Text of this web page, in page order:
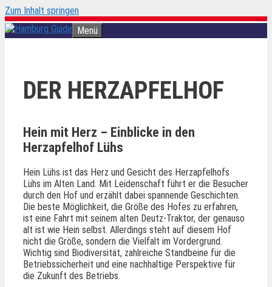
Zum Inhalt springen
Menü
DER HERZAPFELHOF
Hein mit Herz – Einblicke in den
Herzapfelhof Lühs
Hein Lühs ist das Herz und Gesicht des Herzapfelhofs
Lühs im Alten Land. Mit Leidenschaft führt er die Besucher
durch den Hof und erzählt dabei spannende Geschichten.
Die beste Möglichkeit, die Größe des Hofes zu erfahren,
ist eine Fahrt mit seinem alten Deutz-Traktor, der genauso
alt ist wie Hein selbst. Allerdings steht auf diesem Hof
nicht die Größe, sondern die Vielfalt im Vordergrund.
Wichtig sind Biodiversität, zahlreiche Standbeine für die
Betriebssicherheit und eine nachhaltige Perspektive für
die Zukunft des Betriebs.